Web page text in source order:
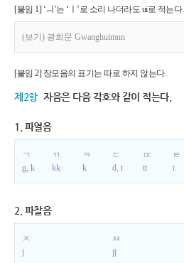
[붙임 1] ‘ㅢ’는 ‘ㅣ’로 소리 나더라도 ui로 적는다.
(보기) 광희문 Gwanghuimun
[붙임 2] 장모음의 표기는 따로 하지 않는다.
제2항 자음은 다음 각호와 같이 적는다.
1. 파열음
ㄱ
g, k
ㄲ
kk
ㅋ
k
ㄷ
d, t
ㄸ
tt
ㅌ
t
2. 파찰음
ㅈ
j
ㅉ
jj